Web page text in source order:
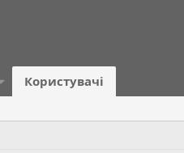
Користувачі